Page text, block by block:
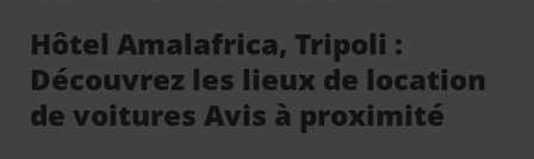
Hôtel Amalafrica, Tripoli :
Découvrez les lieux de location
de voitures Avis à proximité